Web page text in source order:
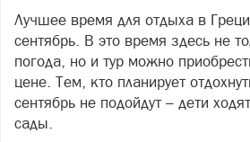
Лучшее время для отдыха в
сентябрь. В это время здесь не
погода, но и тур можно
цене. Тем, кто планирует
сентябрь не подойдут – дети
сады.